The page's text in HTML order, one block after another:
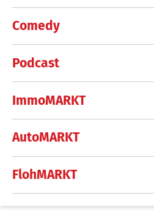
Comedy
Podcast
ImmoMARKT
AutoMARKT
FlohMARKT